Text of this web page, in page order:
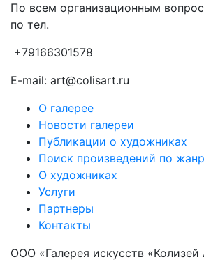
По всем организационным
по тел.
+79166301578
E-mail: art@colisart.ru
О галерее
Новости галереи
Публикации о художниках
Поиск произведений по
О художниках
Услуги
Партнеры
Контакты
ООО «Галерея искусств «Колизей